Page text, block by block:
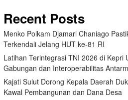
Recent Posts
Menko Polkam Djamari Chaniago
Terkendali Jelang HUT ke-81 RI
Latihan Terintegrasi TNI 2026 di Kepri
Gabungan dan Interoperabilitas
Kajati Sulut Dorong Kepala Daerah
Kawal Pembangunan dan Dana Desa